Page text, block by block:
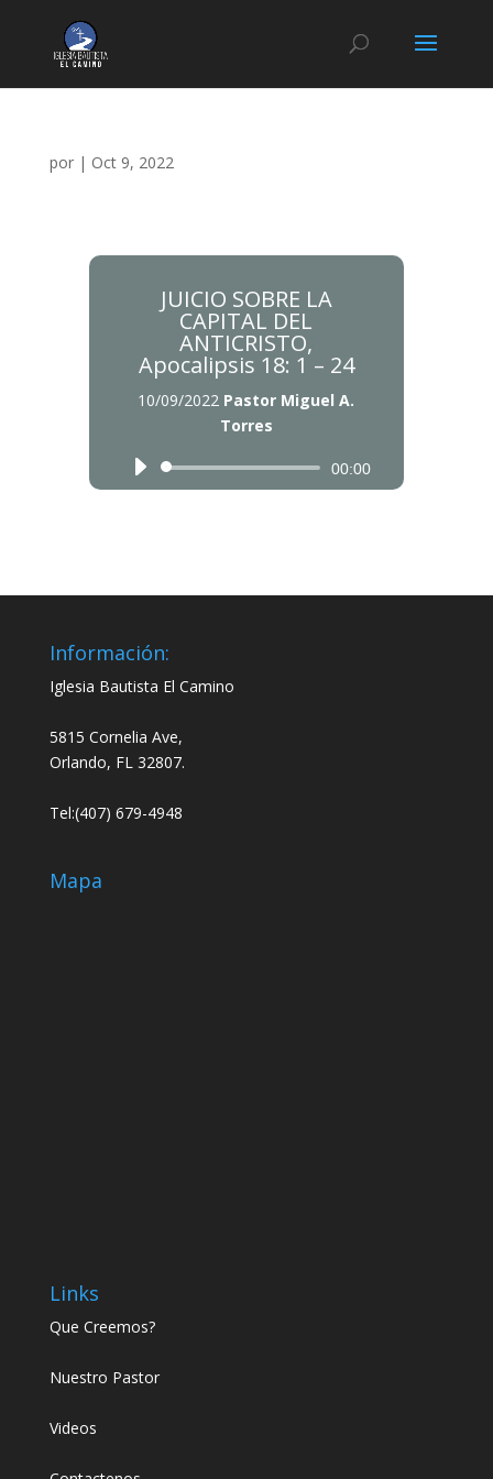
por | Oct 9, 2022
JUICIO SOBRE LA
CAPITAL DEL
ANTICRISTO,
Apocalipsis 18: 1 – 24
10/09/2022 Pastor Miguel A.
Torres
Reproductor
de
Reproductor
de
00:00
Información:
Iglesia Bautista El Camino
5815 Cornelia Ave,
Orlando, FL 32807.
Tel:(407) 679-4948
Mapa
Links
Que Creemos?
Nuestro Pastor
Videos